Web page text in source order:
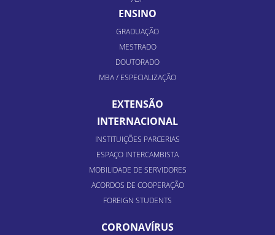
ENSINO
GRADUAÇÃO
MESTRADO
DOUTORADO
MBA / ESPECIALIZAÇÃO
EXTENSÃO
INTERNACIONAL
INSTITUIÇÕES PARCERIAS
ESPAÇO INTERCAMBISTA
MOBILIDADE DE SERVIDORES
ACORDOS DE COOPERAÇÃO
FOREIGN STUDENTS
CORONAVÍRUS